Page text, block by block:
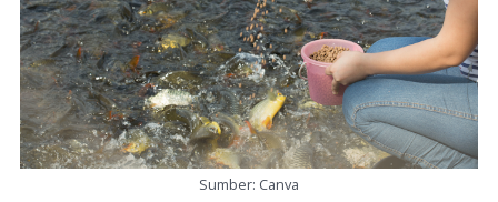
Sumber: Canva